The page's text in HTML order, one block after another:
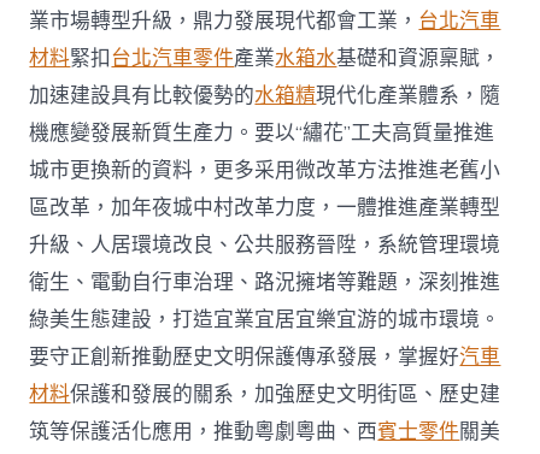
業市場轉型升級，鼎力發展現代都會工業， 台北汽車
材料緊扣台北汽車零件產業水箱水基礎和資源稟賦，
加速建設具有比較優勢的水箱精現代化產業體系，隨
機應變發展新質生產力。要以“繡花”工夫高質量推進
城市更換新的資料，更多采用微改革方法推進老舊小
區改革，加年夜城中村改革力度，一體推進產業轉型
升級、人居環境改良、公共服務晉陞，系統管理環境
衛生、電動自行車治理、路況擁堵等難題，深刻推進
綠美生態建設，打造宜業宜居宜樂宜游的城市環境。
要守正創新推動歷史文明保護傳承發展，掌握好汽車
材料保護和發展的關系，加強歷史文明街區、歷史建
筑等保護活化應用，推動粵劇粵曲、西賓士零件關美